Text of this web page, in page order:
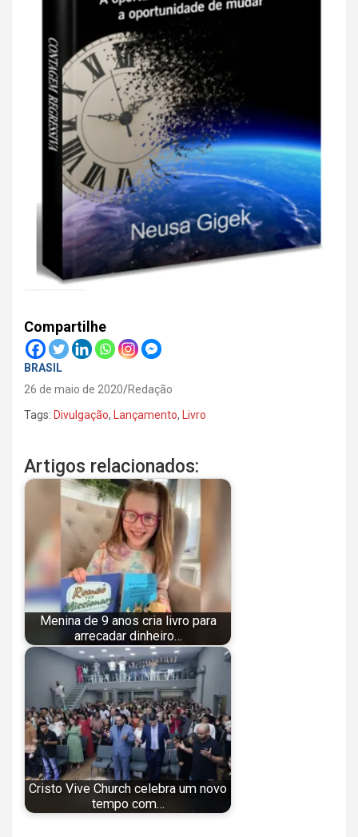
Compartilhe
BRASIL
26 de maio de 2020 Redação
Tags: Divulgação, Lançamento, Livro
Artigos relacionados:
Menina de 9 anos cria livro para
arrecadar dinheiro…
Cristo Vive Church celebra um novo
tempo com…